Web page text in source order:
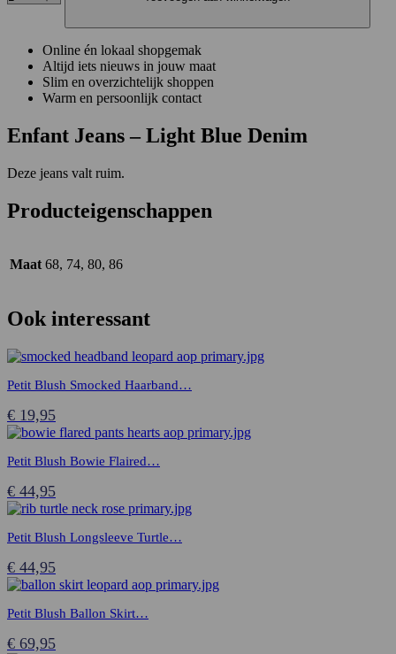
Enfant
Light
Blue
Denim
aantal
Online én lokaal shopgemak
Altijd iets nieuws in jouw maat
Slim en overzichtelijk shoppen
Warm en persoonlijk contact
Enfant Jeans – Light Blue Denim
Deze jeans valt ruim.
Producteigenschappen
Maat 68, 74, 80, 86
Ook interessant
Petit Blush Smocked Haarband…
€ 19,95
Petit Blush Bowie Flaired…
€ 44,95
Petit Blush Longsleeve Turtle…
€ 44,95
Petit Blush Ballon Skirt…
€ 69,95